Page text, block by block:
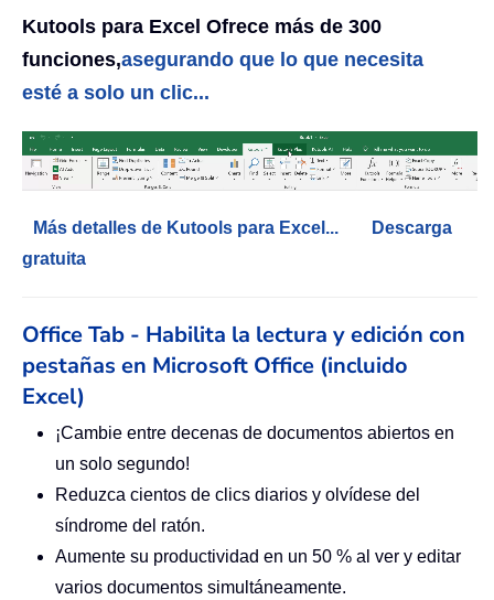
Kutools para Excel Ofrece más de 300
funciones,asegurando que lo que necesita
esté a solo un clic...
Más detalles de Kutools para Excel...
Descarga
gratuita
Office Tab - Habilita la lectura y edición con
pestañas en Microsoft Office (incluido
Excel)
¡Cambie entre decenas de documentos abiertos en
un solo segundo!
Reduzca cientos de clics diarios y olvídese del
síndrome del ratón.
Aumente su productividad en un 50 % al ver y editar
varios documentos simultáneamente.